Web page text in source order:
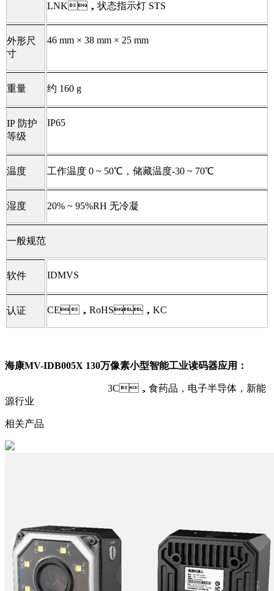
LNK，状态指示灯 STS
外形尺
寸
46 mm × 38 mm × 25 mm
重量 约 160 g
IP 防护
等级
IP65
温度 工作温度 0 ~ 50℃，储藏温度-30 ~ 70℃
湿度 20% ~ 95%RH 无冷凝
一般规范
软件 IDMVS
认证 CE，RoHS，KC
海康MV-IDB005X 130万像素小型智能工业读码器应用：
3C，食药品，电子半导体，新能
源行业
相关产品